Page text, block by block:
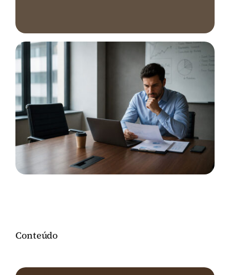
Contato
Conteúdo